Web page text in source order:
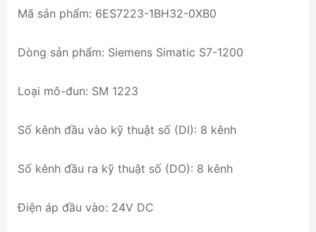
Mã sản phẩm: 6ES7223-1BH32-0XB0
Dòng sản phẩm: Siemens Simatic S7-1200
Loại mô-đun: SM 1223
Số kênh đầu vào kỹ thuật số (DI): 8 kênh
Số kênh đầu ra kỹ thuật số (DO): 8 kênh
Điện áp đầu vào: 24V DC